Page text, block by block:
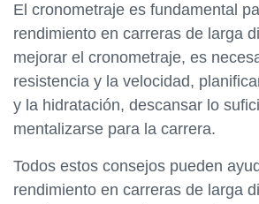
El cronometraje es fundamental
rendimiento en carreras de larga
mejorar el cronometraje, es
resistencia y la velocidad,
y la hidratación, descansar lo
mentalizarse para la carrera.
Todos estos consejos pueden
rendimiento en carreras de larga